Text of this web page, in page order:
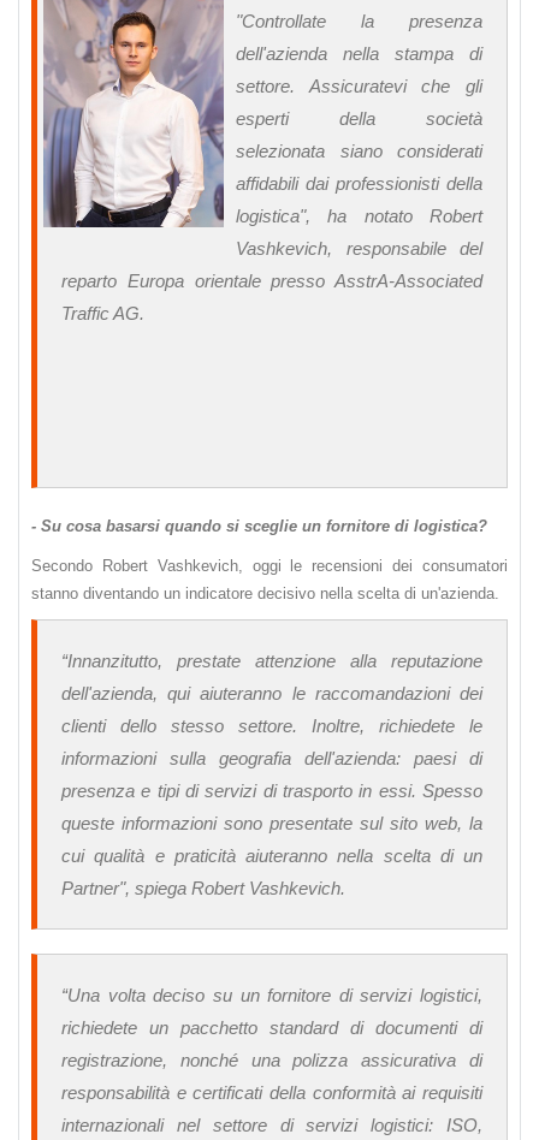
"Controllate la presenza
dell'azienda nella stampa di
settore. Assicuratevi che gli
esperti della società
selezionata siano considerati
affidabili dai professionisti della
logistica", ha notato Robert
Vashkevich, responsabile del
reparto Europa orientale presso AsstrA-Associated
Traffic AG.
- Su cosa basarsi quando si sceglie un fornitore di logistica?
Secondo Robert Vashkevich, oggi le recensioni dei consumatori
stanno diventando un indicatore decisivo nella scelta di un'azienda.
“Innanzitutto, prestate attenzione alla reputazione
dell'azienda, qui aiuteranno le raccomandazioni dei
clienti dello stesso settore. Inoltre, richiedete le
informazioni sulla geografia dell'azienda: paesi di
presenza e tipi di servizi di trasporto in essi. Spesso
queste informazioni sono presentate sul sito web, la
cui qualità e praticità aiuteranno nella scelta di un
Partner", spiega Robert Vashkevich.
“Una volta deciso su un fornitore di servizi logistici,
richiedete un pacchetto standard di documenti di
registrazione, nonché una polizza assicurativa di
responsabilità e certificati della conformità ai requisiti
internazionali nel settore di servizi logistici: ISO,